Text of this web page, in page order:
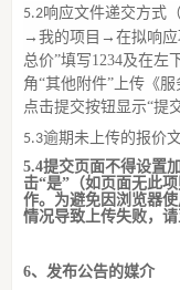
5.2响应文件递交方式 （
→我的项目→在拟响应
总价”填写1234及在左
角“其他附件”上传《
点击提交按钮显示“提
5.3逾期未上传的报价
5.4提交页面不得设置
击“是”（如页面无此
作。 为避免因浏览器
情况导致上传失败， 请
6、 发布公告的媒介